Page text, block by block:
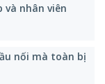
và nhân viên
nối mà toàn bị